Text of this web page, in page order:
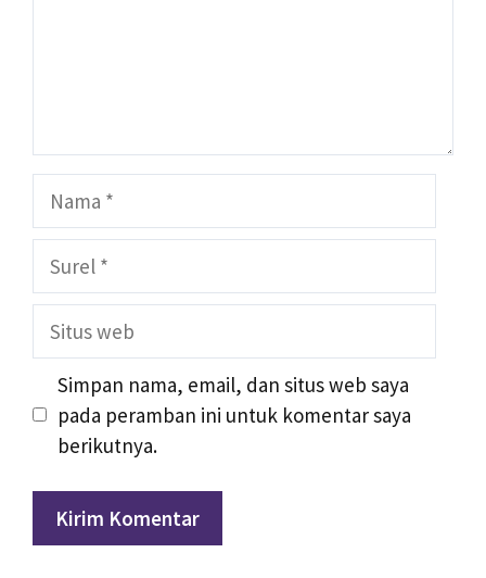
Nama
Surel
Situs
Simpan nama, email, dan situs web saya
pada peramban ini untuk komentar saya
berikutnya.